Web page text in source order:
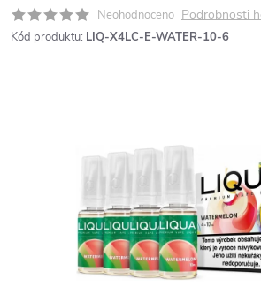
Neohodnoceno Podrobnosti
Kód produktu: LIQ-X4LC-E-WATER-10-6